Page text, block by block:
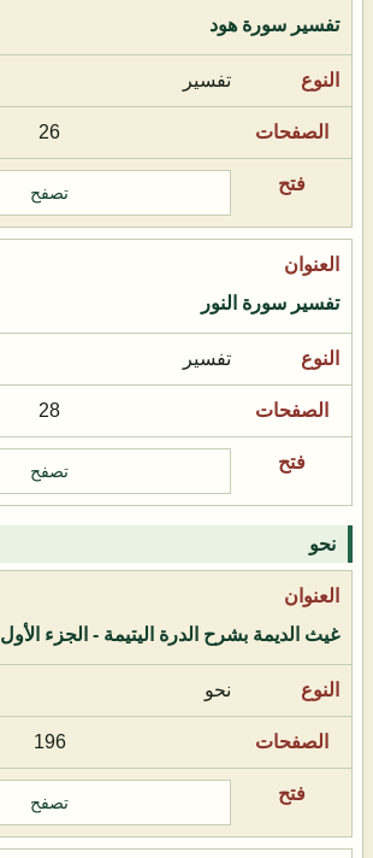
تفسير سورة هود
تفسير
26
تصفح
تفسير سورة النور
تفسير
28
تصفح
نحو
غيث الديمة بشرح الدرة اليتيمة - الجزء الأول
نحو
196
تصفح